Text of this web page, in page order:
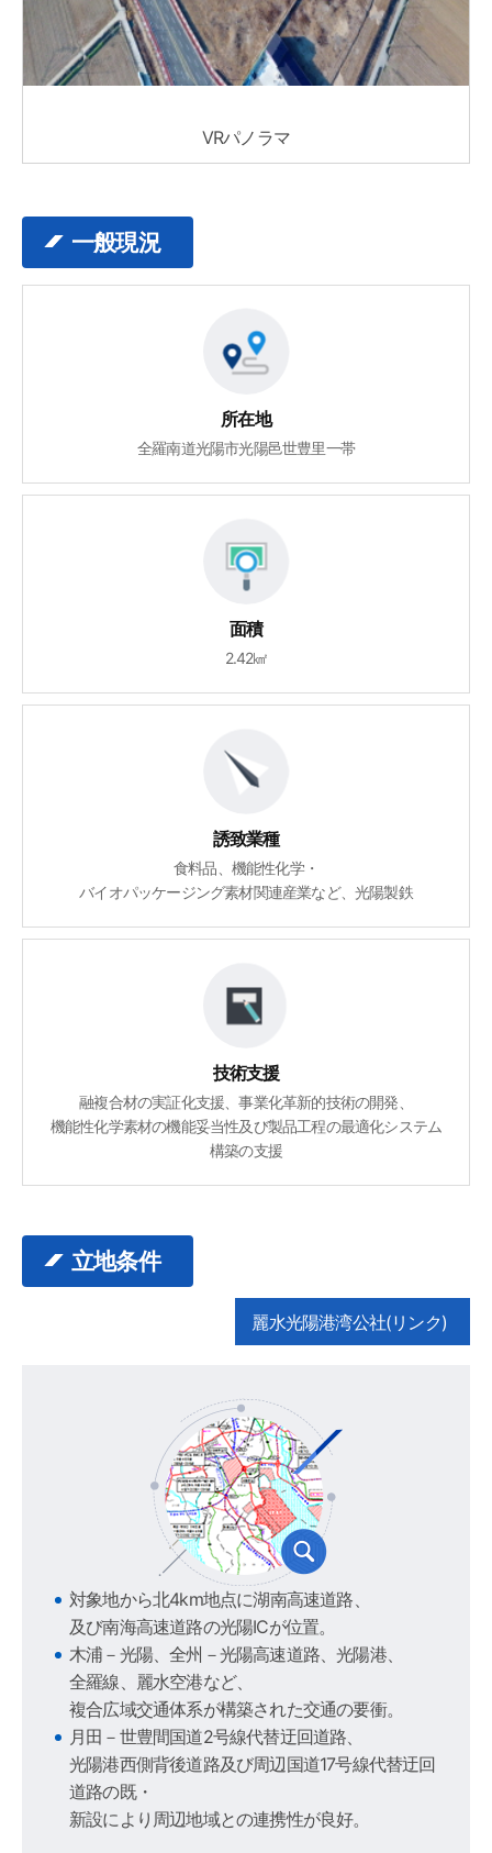
VRパノラマ
一般現況
所在地
全羅南道光陽市光陽邑世豊里一帯
面積
2.42㎢
誘致業種
食料品、機能性化学・
バイオパッケージング素材関連産業など、光陽製鉄
技術支援
融複合材の実証化支援、事業化革新的技術の開発、
機能性化学素材の機能妥当性及び製品工程の最適化システム
構築の支援
立地条件
麗水光陽港湾公社(リンク)
対象地から北4km地点に湖南高速道路、
及び南海高速道路の光陽ICが位置。
木浦－光陽、全州－光陽高速道路、光陽港、
全羅線、麗水空港など、
複合広域交通体系が構築された交通の要衝。
月田－世豊間国道2号線代替迂回道路、
光陽港西側背後道路及び周辺国道17号線代替迂回
道路の既・
新設により周辺地域との連携性が良好。